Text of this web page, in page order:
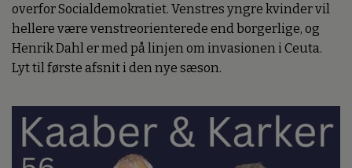
overfor Socialdemokratiet. Venstres yngre kvinder vil
hellere være venstreorienterede end borgerlige, og
Henrik Dahl er med på linjen om invasionen i Ceuta.
Lyt til første afsnit i den nye sæson.